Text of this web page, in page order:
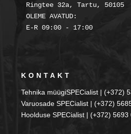
Ringtee 32a, Tartu, 50105
OLEME AVATUD:
E-R 09:00 - 17:00
KONTAKT
Tehnika müügiSPECialist | (+372)
Varuosade SPECialist | (+372)
Hoolduse SPECialist | (+372) 5693